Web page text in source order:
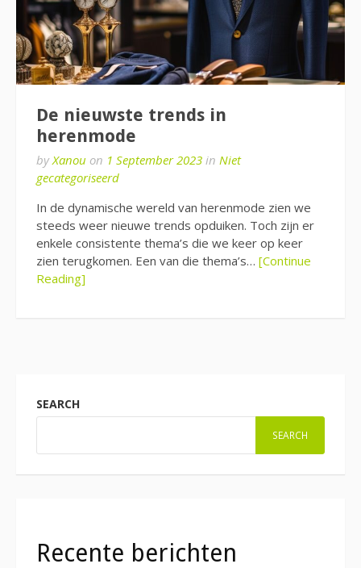
De nieuwste trends in
herenmode
byXanou on 1 September 2023 in Niet
gecategoriseerd
In de dynamische wereld van herenmode zien we
steeds weer nieuwe trends opduiken. Toch zijn er
enkele consistente thema’s die we keer op keer
zien terugkomen. Een van die thema’s… [Continue
Reading]
SEARCH
SEARCH
Recente berichten